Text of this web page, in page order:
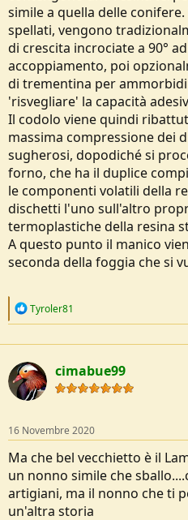
simile a quella delle
spellati, vengono
di crescita incrociate a 90°
accoppiamento, poi
di trementina per
'risvegliare' la capacità
Il codolo viene quindi
massima compressione dei
sugherosi, dopodiché si
forno, che ha il duplice
le componenti volatili della
dischetti l'uno sull'altro
termoplastiche della resina
A questo punto il manico
seconda della foggia che si
R
c
t
i
o
n
Tyroler81
cimabue99
16 Novembre 2020
Ma che bel vecchietto è il
un nonno simile che
artigiani, ma il nonno che ti
un'altra storia